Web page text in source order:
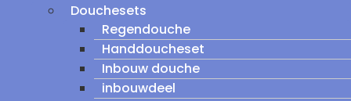
Douchesets
Regendouche
Handdoucheset
Inbouw douche
inbouwdeel